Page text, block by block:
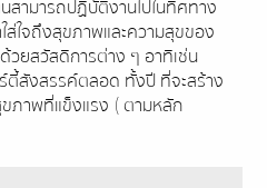
สามารถปฏิบัติงานไปในทิศทาง
ส่ใจถึงสุขภาพและความสุขของ
วยสวัสดิการต่าง ๆ อาทิเช่น
ตี้สังสรรค์ตลอด ทั้งปี ที่จะสร้าง
ภาพที่แข็งแรง ( ตามหลัก